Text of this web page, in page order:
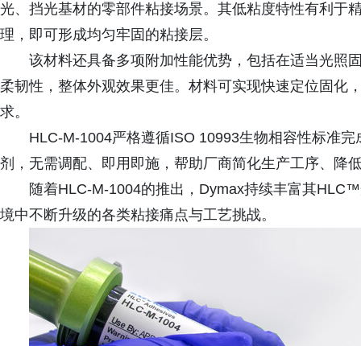
光、挡光基材的零部件粘接场景。其低粘度特性有利于
理，即可形成均匀牢固的粘接层。
该材料还具备多项附加性能优势，包括在适当光照
柔韧性，整体外观效果更佳。材料可实现快速定位固化
求。
HLC‑M‑1004严格遵循ISO 10993生物相容性标准
剂，无需调配、即用即施，帮助厂商简化生产工序、降
随着HLC‑M‑1004的推出，Dymax持续丰富其
境中不断升级的各类粘接痛点与工艺挑战。